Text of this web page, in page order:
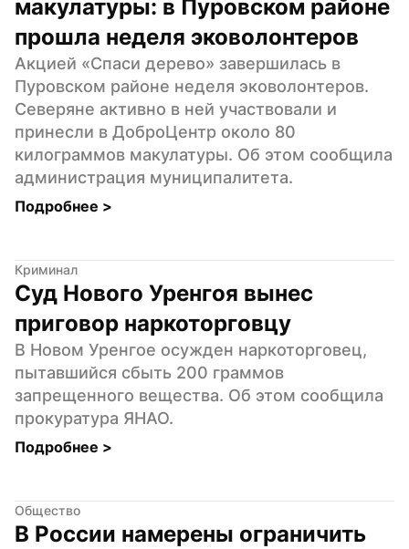
макулатуры: в Пуровском районе
прошла неделя эковолонтеров
Акцией «Спаси дерево» завершилась в
Пуровском районе неделя эковолонтеров.
Северяне активно в ней участвовали и
принесли в ДоброЦентр около 80
килограммов макулатуры. Об этом сообщила
администрация муниципалитета.
Подробнее >
Криминал
Суд Нового Уренгоя вынес
приговор наркоторговцу
В Новом Уренгое осужден наркоторговец,
пытавшийся сбыть 200 граммов
запрещенного вещества. Об этом сообщила
прокуратура ЯНАО.
Подробнее >
Общество
В России намерены ограничить